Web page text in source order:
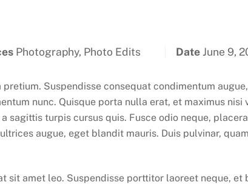
Photography, Photo Edits Date June 9,
Suspendisse consequat condimentum
nunc. Quisque porta nulla erat, et maximus
sagittis turpis cursus quis. Fusce odio neque,
augue, eget blandit mauris. Duis pulvinar,
sit amet leo. Suspendisse porttitor laoreet neque,